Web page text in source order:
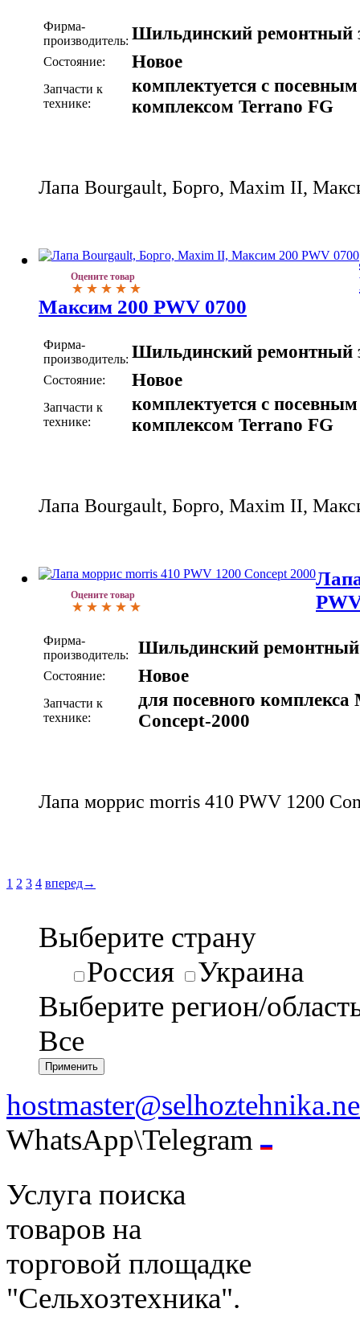
Фирма-
производитель: Шильдинский ремонтный
Состояние: Новое
Запчасти к
технике:
комплектуется с посевным
комплексом Terrano FG
Лапа Bourgault, Борго, Maxim II,
Оцените товар
Максим 200 PWV 0700
Фирма-
производитель: Шильдинский ремонтный
Состояние: Новое
Запчасти к
технике:
комплектуется с посевным
комплексом Terrano FG
Лапа Bourgault, Борго, Maxim II,
Оцените товар
Фирма-
производитель:
Шильдинский ремонтный
Состояние: Новое
Запчасти к
технике:
для посевного
Concept-2000
Лапа моррис morris 410 PWV 1200
1 2 3 4 вперед→
Выберите страну
Россия
Украина
Выберите регион/
Все
WhatsApp\Telegram
Услуга поиска
товаров на
торговой площадке
"Сельхозтехника".